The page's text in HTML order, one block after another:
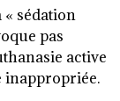
sédation
pas
active
inappropriée.